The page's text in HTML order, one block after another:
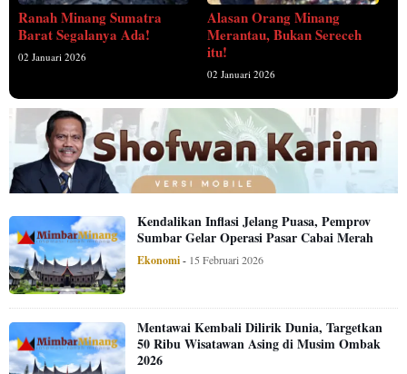
Ranah Minang Sumatra
Barat Segalanya Ada!
02 Januari 2026
Alasan Orang Minang
Merantau, Bukan Sereceh
itu!
02 Januari 2026
Kendalikan Inflasi Jelang Puasa, Pemprov
Sumbar Gelar Operasi Pasar Cabai Merah
Ekonomi- 15 Februari 2026
Mentawai Kembali Dilirik Dunia, Targetkan
50 Ribu Wisatawan Asing di Musim Ombak
2026